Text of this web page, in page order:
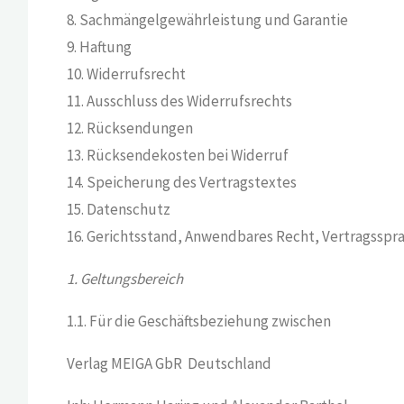
8. Sachmängelgewährleistung und Garantie
9. Haftung
10. Widerrufsrecht
11. Ausschluss des Widerrufsrechts
12. Rücksendungen
13. Rücksendekosten bei Widerruf
14. Speicherung des Vertragstextes
15. Datenschutz
16. Gerichtsstand, Anwendbares Recht,
1. Geltungsbereich
1.1. Für die Geschäftsbeziehung zwischen
Verlag MEIGA GbR Deutschland